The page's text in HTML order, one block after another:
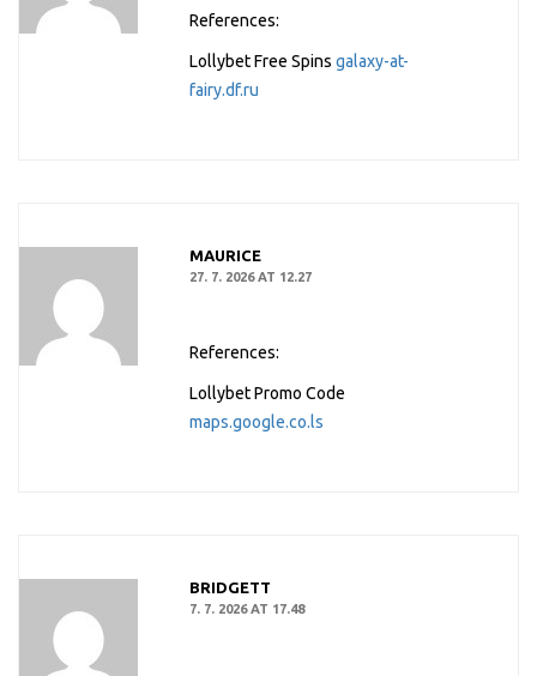
References:
Lollybet Free Spins galaxy-at-
fairy.df.ru
MAURICE
27. 7. 2026 AT 12.27
References:
Lollybet Promo Code
maps.google.co.ls
BRIDGETT
7. 7. 2026 AT 17.48